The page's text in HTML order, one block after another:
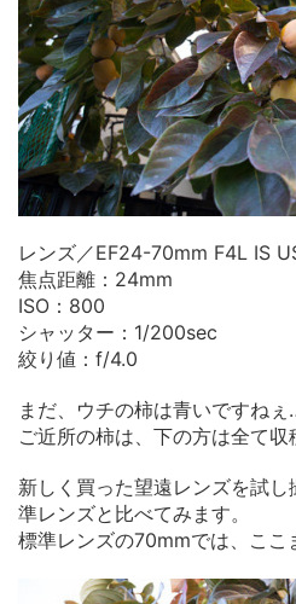
レンズ／EF24-70mm F4L IS
焦点距離：24mm
ISO：800
シャッター：1/200sec
絞り値：f/4.0
まだ、ウチの柿は青いですね
ご近所の柿は、下の方は全て収
新しく買った望遠レンズを試
準レンズと比べてみます。
標準レンズの70mmでは、ここ